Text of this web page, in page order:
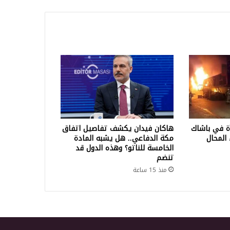
في باشاك هاكان فيدان يكشف تفاصيل اتفاق
مكة الدفاعي.. هل يشبه المادة
الخامسة للناتو؟ وهذه الدول قد
تنضم
منذ 15 ساعة